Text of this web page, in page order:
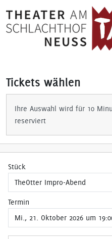
Tickets wählen
Ihre Auswahl wird für 10
reserviert
Stück
Termin